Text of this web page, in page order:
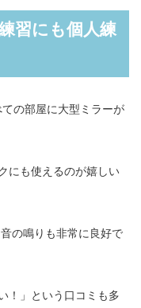
習にも個人練
の部屋に大型ミラーが
にも使えるのが嬉しい
の鳴りも非常に良好で
！」という口コミも多